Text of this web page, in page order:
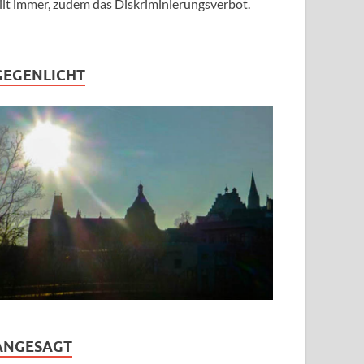
immer, zudem das Diskriminierungsverbot.